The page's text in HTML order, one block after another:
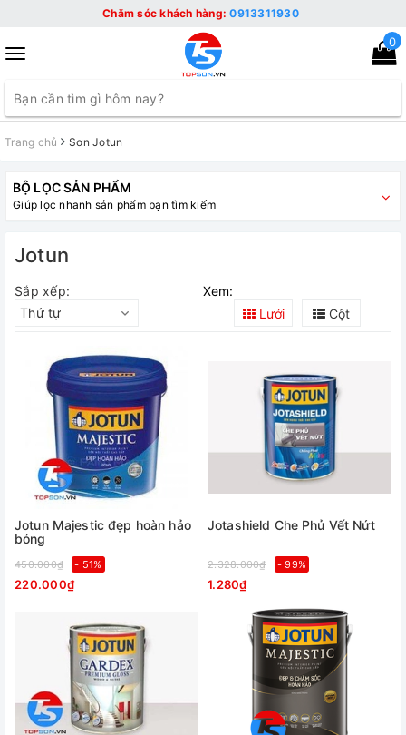
Chăm sóc khách hàng:0913311930
Toggle
0
Trang chủ Sơn Jotun
BỘ LỌC SẢN PHẨM
Giúp lọc nhanh sản phẩm bạn tìm kiếm
Jotun
Sắp xếp:
Thứ tự
Xem:
Lưới
Cột
Jotun Majestic đẹp hoàn hảo
bóng
450.000₫ - 51%
220.000₫
Jotashield Che Phủ Vết Nứt
2.328.000₫ - 99%
1.280₫